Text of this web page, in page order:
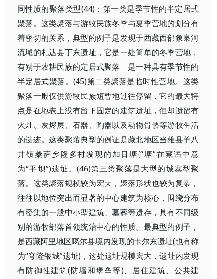
同性质的聚落类型(44)：第一类是季节性的半定居式
聚落。这类聚落与游牧民族冬季与夏季营地的划分有
着密切的关系，典型的例子是发现于西藏西部象泉河
流域的札达县丁东遗址，它是一处简单的冬季营地，
有别于农耕民族的定居式聚落，是一种具有季节性的
半定居式聚落。(45)第二类聚落是临时性营地。这类
聚落一般仅供游牧民族短暂地过往停留，它的最大特
点是在地表上没有留下固定的建筑遗址，但却遗留有
火灶、灰烬层、石器、陶器以及动物骨骼等游牧生活
的遗迹。这类聚落典型的例证是藏北地区当雄县羊八
井镇桑萨乡隆多村发现的加日塘(“塘”在藏语中意
为“平坝”)遗址。(46)第三类聚落是大型的城寨型聚
落。这类聚落规模较为宏大，聚落形状也较为复杂，
往往以地位突出而显著的中心建筑为核心，围绕分布
有密集的一般中小型建筑、墓葬等遗存，具有不同级
别的游牧部落首领统治中心的性质。最典型的例子，
是西藏阿里地区噶尔县境内发现的卡尔东遗址(也有称
为“穹隆银城”遗址)，这处遗址规模宏大，遗址内发现
有防御性建筑(防墙和堡垒等)、居住建筑、公共建